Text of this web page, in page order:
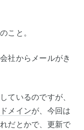
こと。
社からメールがき
ているのですが、
ドメインが、今回は
だとかで、更新で